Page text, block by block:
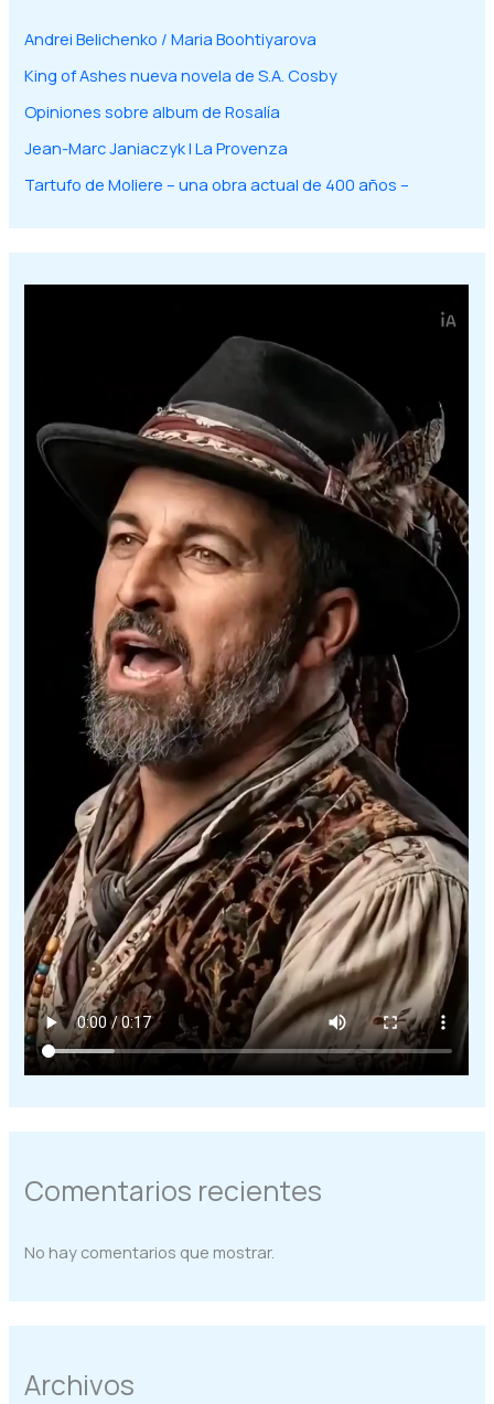
Andrei Belichenko / Maria Boohtiyarova
King of Ashes nueva novela de S.A. Cosby
Opiniones sobre album de Rosalía
Jean-Marc Janiaczyk | La Provenza
Tartufo de Moliere – una obra actual de 400 años –
Comentarios recientes
No hay comentarios que mostrar.
Archivos